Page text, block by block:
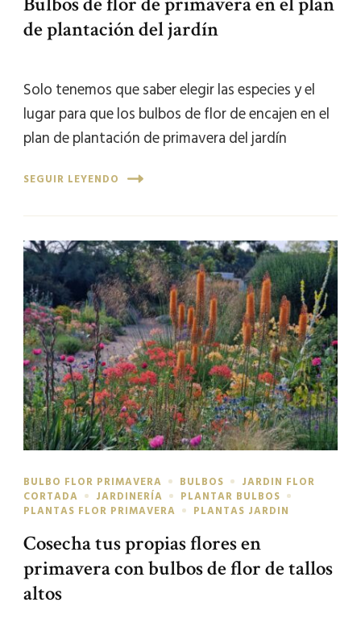
de plantación del jardín
Solo tenemos que saber elegir las especies y el
lugar para que los bulbos de flor de encajen en el
plan de plantación de primavera del jardín
SEGUIR LEYENDO
BULBO FLOR PRIMAVERA BULBOS
JARDIN FLOR
CORTADA
JARDINERÍA
PLANTAR BULBOS
PLANTAS FLOR PRIMAVERA
PLANTAS JARDIN
Cosecha tus propias flores en
primavera con bulbos de flor de tallos
altos